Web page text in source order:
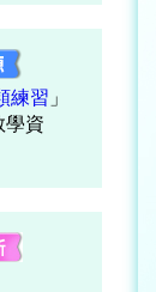
練習 」
學資